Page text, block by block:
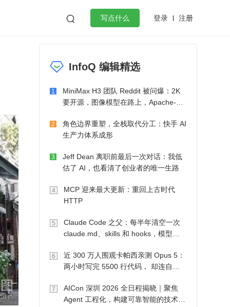
 写点什么 登录 注册
微服务架构 flutter
InfoQ 编辑精选
1
MiniMax H3 团队 Reddit 被问爆：2K
要开源，图像模型在路上，Apache-2.0
2
角色边界重塑，全栈取代分工：快手 AI
生产力体系成形
3
Jeff Dean 离职前最后一次对话：我低
估了 AI，也看清了创业者的唯一生路
4
MCP 迎来最大更新：重回上古时代
HTTP
5
Claude Code 之父：每半年清空一次
claude.md、skills 和 hooks，模型自
6
近 300 万人围观卡帕西亲测 Opus 5：
两小时写完 5500 行代码， 却连自己
7
AICon 深圳 2026 全日程揭晓｜聚焦
Agent 工程化，构建可靠智能的技术路